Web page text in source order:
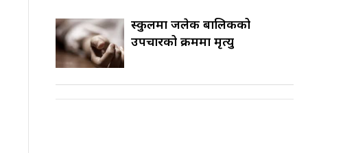
स्कुलमा जलेकी बालिकको
उपचारको क्रममा मृत्यु